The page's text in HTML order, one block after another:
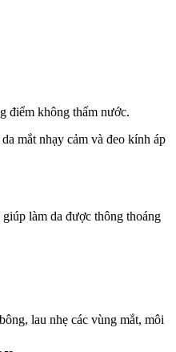
điểm không thấm nước.
mắt nhạy cảm và đeo kính áp
làm da được thông thoáng
lau nhẹ các vùng mắt, môi